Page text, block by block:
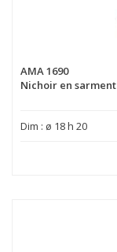
AMA 1690
Nichoir en sarment
Dim : ø 18 h 20